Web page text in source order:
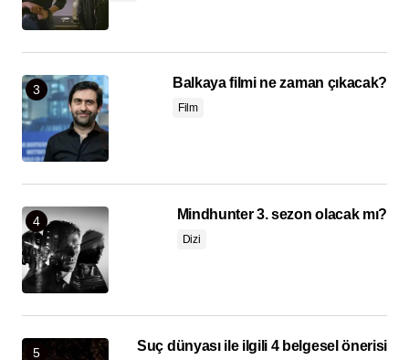
Balkaya filmi ne zaman çıkacak?
Film
Mindhunter 3. sezon olacak mı?
Dizi
Suç dünyası ile ilgili 4 belgesel önerisi